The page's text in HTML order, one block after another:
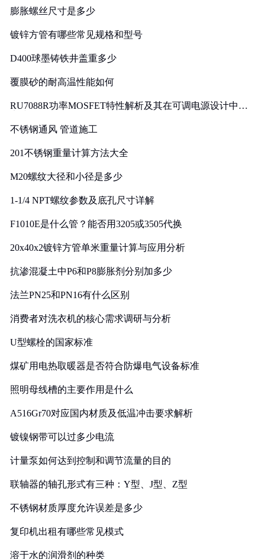
膨胀螺丝尺寸是多少
镀锌方管有哪些常见规格和型号
D400球墨铸铁井盖重多少
覆膜砂的耐高温性能如何
RU7088R功率MOSFET特性解析及其在可调电源设计中的
不锈钢通风 管道施工
201不锈钢重量计算方法大全
M20螺纹大径和小径是多少
1-1/4 NPT螺纹参数及底孔尺寸详解
F1010E是什么管？能否用3205或3505代换
20x40x2镀锌方管单米重量计算与应用分析
抗渗混凝土中P6和P8膨胀剂分别加多少
法兰PN25和PN16有什么区别
消费者对洗衣机的核心需求调研与分析
U型螺栓的国家标准
煤矿用电热取暖器是否符合防爆电气设备标准
照明母线槽的主要作用是什么
A516Gr70对应国内材质及低温冲击要求解析
镀镍钢带可以过多少电流
计量泵如何达到控制和调节流量的目的
联轴器的轴孔形式有三种：Y型、J型、Z型
不锈钢材质厚度允许误差是多少
复印机出租有哪些常见模式
溶于水的润滑剂的种类